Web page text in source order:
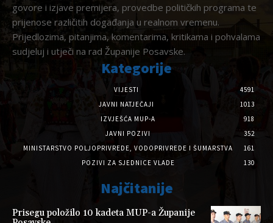
govore i izjave premijera, provedbe političkih programa te
prijenose različitih događanja u realnom vremenu.
Prijedlozima, pitanjima, komentarima, kritikama i pohvalama
sudjeluj i utječi na rad Županije Posavske.
Kategorije
VIJESTI
4591
JAVNI NATJEČAJI
1013
IZVJEŠĆA MUP-A
918
JAVNI POZIVI
352
MINISTARSTVO POLJOPRIVREDE, VODOPRIVREDE I ŠUMARSTVA
161
POZIVI ZA SJEDNICE VLADE
130
Najčitanije
Prisegu položilo 10 kadeta MUP-a Županije